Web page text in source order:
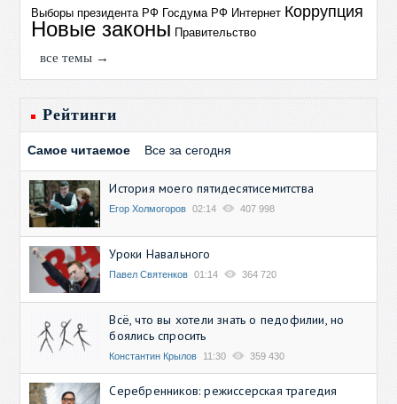
Выборы президента РФ Госдума РФ Интернет Коррупция
Новые законы Правительство
все темы →
Рейтинги
Самое читаемое Все за сегодня
История моего пятидесятисемитства
Егор Холмогоров 02:14 407 998
Уроки Навального
Павел Святенков 01:14 364 720
Всё, что вы хотели знать о педофилии, но
боялись спросить
Константин Крылов 11:30 359 430
Серебренников: режиссерская трагедия